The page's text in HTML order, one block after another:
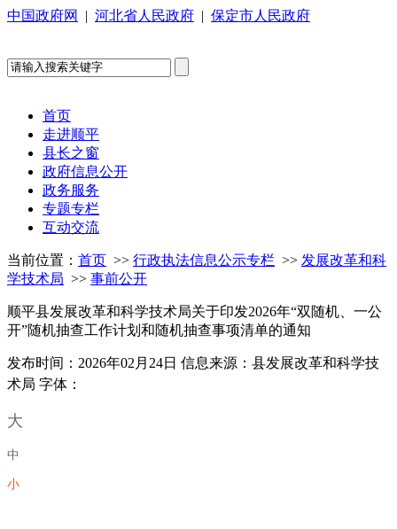
中国政府网 | 河北省人民政府 | 保定市人民政府
首页
走进顺平
县长之窗
政府信息公开
政务服务
专题专栏
互动交流
当前位置： 首页 >> 行政执法信息公示专栏 >> 发展改革和科
学技术局 >> 事前公开
顺平县发展改革和科学技术局关于印发2026年“双随机、一公
开”随机抽查工作计划和随机抽查事项清单的通知
发布时间：2026年02月24日 信息来源：县发展改革和科学技
术局 字体：
大
中
小